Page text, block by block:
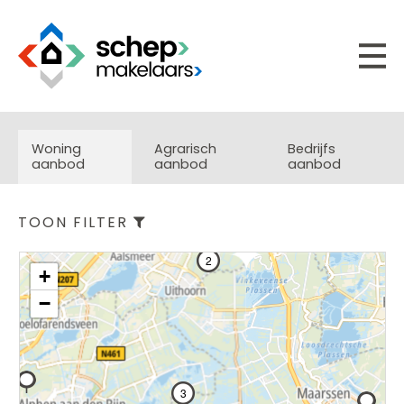
Woning
aanbod
Agrarisch
aanbod
Bedrijfs
aanbod
TOON FILTER
2
3
+
−